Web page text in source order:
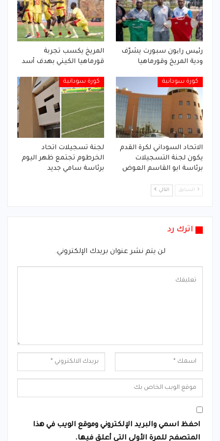
رئیس رایون سبورت يشرّف
ودية المريخ وقورماهيا
المريخ يكسب تجربة
قورماهيا الكيني بهدف أسد
كورة سودانية
الاتحاد السوداني لكرة القدم
يكون لجنة التسجيلات
برئاسة ابو القاسم العوض
كورة سودانية
لجنة تسجيلات اتحاد
الخرطوم تجتمع ظهر اليوم
برئاسة سامي جديد
السابق التالي
اترك رد
لن يتم نشر عنوان بريدك الإلكتروني.
احفظ اسمي والبريد الإلكتروني وموقع الويب في هذا
المتصفح للمرة الأولى التي أعلق فيها.